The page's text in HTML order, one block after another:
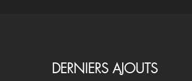
DERNIERS AJOUTS